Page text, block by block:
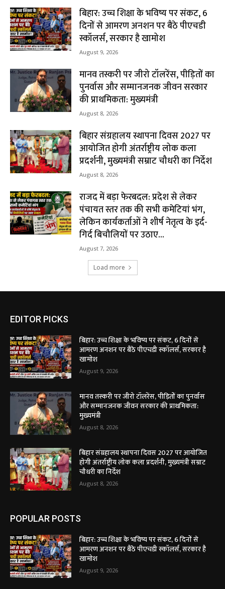
बिहार: उच्च शिक्षा के भविष्य पर संकट, 6
दिनों से आमरण अनशन पर बैठे पीएचडी
स्कॉलर्स, सरकार है खामोश
August 9, 2026
मानव तस्करी पर जीरो टॉलरेंस, पीड़ितों का
पुनर्वास और सम्मानजनक जीवन सरकार
की प्राथमिकता: मुख्यमंत्री
August 8, 2026
बिहार संग्रहालय स्थापना दिवस 2027 पर
आयोजित होगी अंतर्राष्ट्रीय लोक कला
प्रदर्शनी, मुख्यमंत्री सम्राट चौधरी का निर्देश
August 8, 2026
राजद में बड़ा फेरबदल: प्रदेश से लेकर
पंचायत स्तर तक की सभी कमेटियां भंग,
लेकिन कार्यकर्ताओं ने शीर्ष नेतृत्व के इर्द-
गिर्द बिचौलियों पर उठाए...
August 7, 2026
Load more
EDITOR PICKS
बिहार: उच्च शिक्षा के भविष्य पर संकट, 6 दिनों से
आमरण अनशन पर बैठे पीएचडी स्कॉलर्स, सरकार है
खामोश
August 9, 2026
मानव तस्करी पर जीरो टॉलरेंस, पीड़ितों का पुनर्वास
और सम्मानजनक जीवन सरकार की प्राथमिकता:
मुख्यमंत्री
August 8, 2026
बिहार संग्रहालय स्थापना दिवस 2027 पर आयोजित
होगी अंतर्राष्ट्रीय लोक कला प्रदर्शनी, मुख्यमंत्री सम्राट
चौधरी का निर्देश
August 8, 2026
POPULAR POSTS
बिहार: उच्च शिक्षा के भविष्य पर संकट, 6 दिनों से
आमरण अनशन पर बैठे पीएचडी स्कॉलर्स, सरकार है
खामोश
August 9, 2026